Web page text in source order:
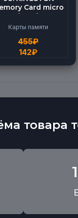
Card micro
(512G)
Карты памяти
455₽
142₽
товара